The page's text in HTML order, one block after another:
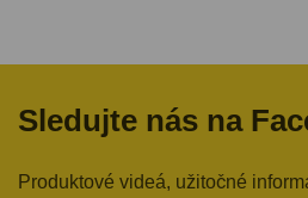
Sledujte nás na
Produktové videá, užitočné